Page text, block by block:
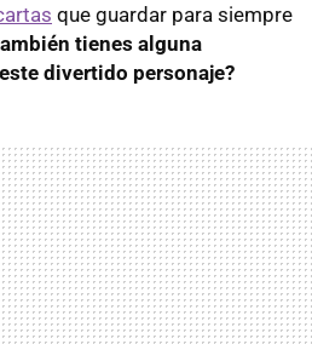
que guardar para siempre
tienes alguna
divertido personaje?